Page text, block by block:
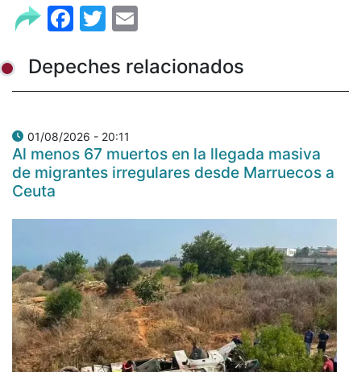
Facebook
Twitter
Depeches relacionados
01/08/2026 - 20:11
Al menos 67 muertos en la llegada masiva
de migrantes irregulares desde Marruecos a
Ceuta